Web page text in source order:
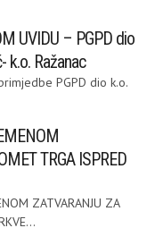
UVIDU – PGPD dio
k.o. Ražanac
PGPD dio k.o.
TRGA ISPRED
ZATVARANJU ZA